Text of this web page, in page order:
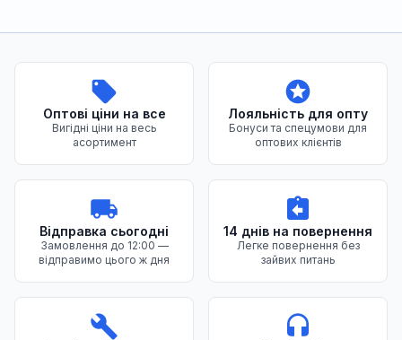
Переваги нашого магазину
Оптові ціни на все
Вигідні ціни на весь
асортимент
Лояльність для опту
Бонуси та спецумови для
оптових клієнтів
Відправка сьогодні
Замовлення до 12:00 —
відправимо цього ж дня
14 днів на повернення
Легке повернення без
зайвих питань